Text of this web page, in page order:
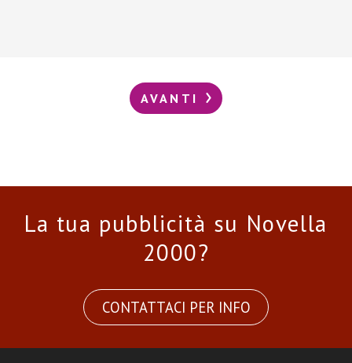
AVANTI
La tua pubblicità su Novella
2000?
CONTATTACI PER INFO